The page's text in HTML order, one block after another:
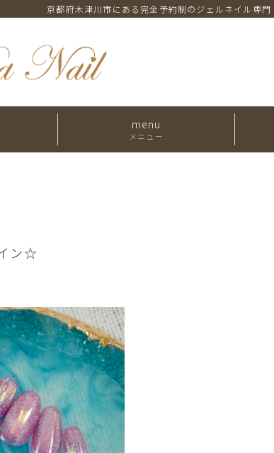
京都府木津川市にある完全予約制のジェルネイル専門
menu
メニュー
ン☆